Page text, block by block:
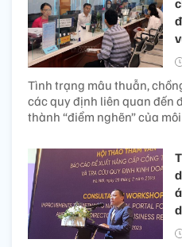
Tình trạng mâu thuẫn,
các quy định liên quan đến
thành “điểm nghẽn” của